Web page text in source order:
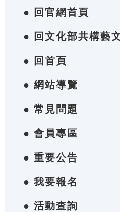
● 回官網首頁
● 回文化部共構藝
● 回首頁
● 網站導覽
● 常見問題
● 會員專區
● 重要公告
● 我要報名
● 活動查詢